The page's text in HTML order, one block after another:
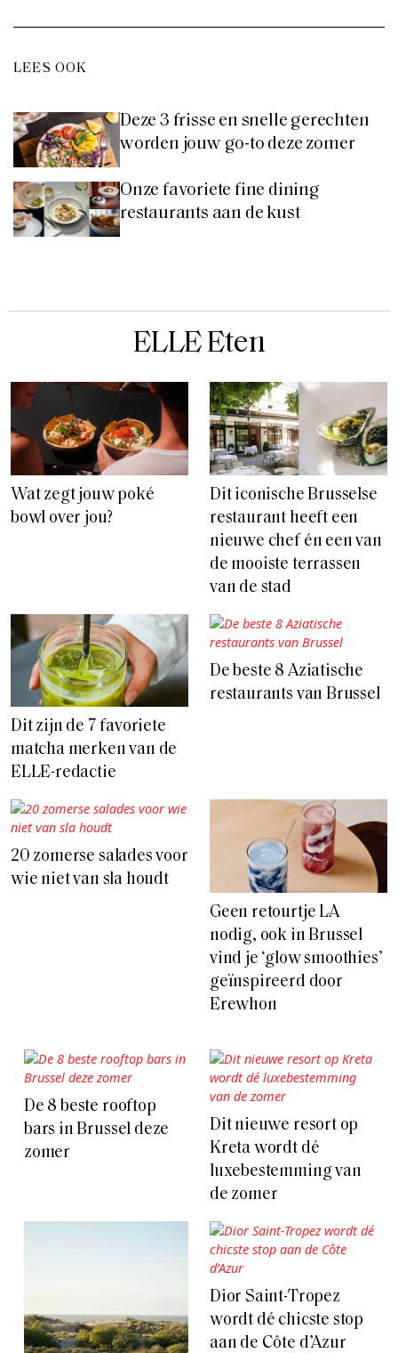
LEES OOK
Deze 3 frisse en snelle gerechten
worden jouw go-to deze zomer
Onze favoriete fine dining
restaurants aan de kust
ELLE Eten
Wat zegt jouw poké
bowl over jou?
Dit iconische Brusselse
restaurant heeft een
nieuwe chef én een van
de mooiste terrassen
van de stad
Dit zijn de 7 favoriete
matcha merken van de
ELLE-redactie
De beste 8 Aziatische
restaurants van Brussel
20 zomerse salades voor
wie niet van sla houdt
Geen retourtje LA
nodig, ook in Brussel
vind je ‘glow smoothies’
geïnspireerd door
Erewhon
De 8 beste rooftop
bars in Brussel deze
zomer
Dit nieuwe resort op
Kreta wordt dé
luxebestemming van
de zomer
Dior Saint-Tropez
wordt dé chicste stop
aan de Côte d’Azur